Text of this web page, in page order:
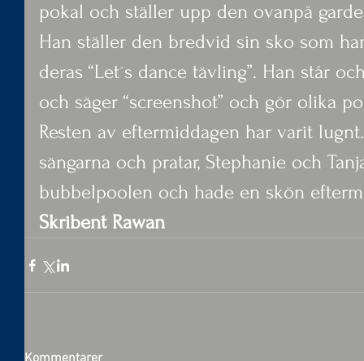
pokal och ställer upp den ovanpå
Han ställer den bredvid sin sko som
deras “Let´s dance tävling”. Han står
och säger “screenshot” och gör olika
Resten av eftermiddagen har varit
sängarna och pratar, Stephanie och
bubbelpoolen och hade en skön
Skribent Rawan